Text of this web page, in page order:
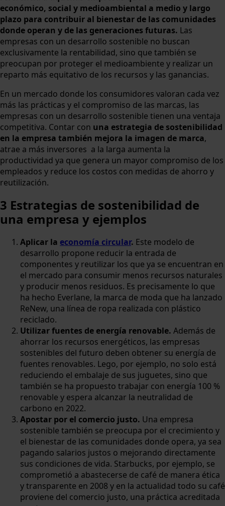
económico, social y medioambiental a medio y largo
plazo para contribuir al bienestar de las comunidades
donde operan y de las generaciones futuras. Las
empresas con un desarrollo sostenible no buscan
exclusivamente la rentabilidad, sino que también se
preocupan por proteger el medioambiente y realizar un
reparto más equitativo de los recursos y las ganancias.
En un mercado donde los consumidores valoran cada vez
más las prácticas y el compromiso de las marcas, las
empresas con un desarrollo sostenible tienen una ventaja
competitiva. Contar con una estrategia de sostenibilidad
en la empresa también mejora la imagen de marca,
atrae a más inversores a la larga aumenta la
productividad ya que genera un mayor compromiso de los
empleados y reduce los costos con medidas de ahorro y
reutilización.
3 Estrategias de sostenibilidad de
una empresa y ejemplos
Aplicar la economía circular. Este modelo de
desarrollo propone reducir la entrada de
componentes y reutilizar los que ya se encuentran en
el mercado para consumir menos recursos naturales
y producir menos residuos. Es precisamente lo que
ha hecho Everlane, la marca de moda que ha lanzado
ReNew, una línea de ropa realizada con plástico
reciclado.
Utilizar fuentes de energía renovable. Además de
ahorrar los recursos energéticos, las empresas
sostenibles del futuro deben obtener su energía de
fuentes renovables. Lego, por ejemplo, no solo está
reduciendo el embalaje de sus juguetes, sino que
también se ha propuesto trabajar con energía 100 %
renovable y espera alcanzar la neutralidad de
carbono en 2022.
Apostar por el comercio justo. Una empresa
sostenible también se preocupa por el crecimiento y
el bienestar de las comunidades donde opera, ya sea
pagando salarios justos o mejorando directamente
sus condiciones de vida. Starbucks, por ejemplo, se
comprometió a abastecerse de café de manera ética
y transparente en 2008 y en la actualidad todo su café
proviene del comercio justo, una práctica acreditada